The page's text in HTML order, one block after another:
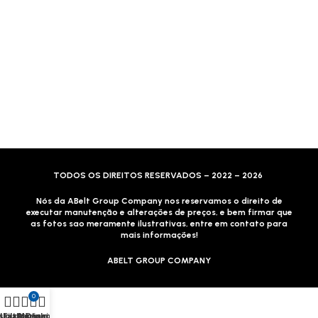
TODOS OS DIREITOS RESERVADOS – 2022 – 2026
Nós da ABelt Group Company nos reservamos o direito de
executar manutenção e alterações de preços, e bem firmar que
as fotos sao meramente ilustrativas, entre em contato para
mais informações!
ABELT GROUP COMPANY
0